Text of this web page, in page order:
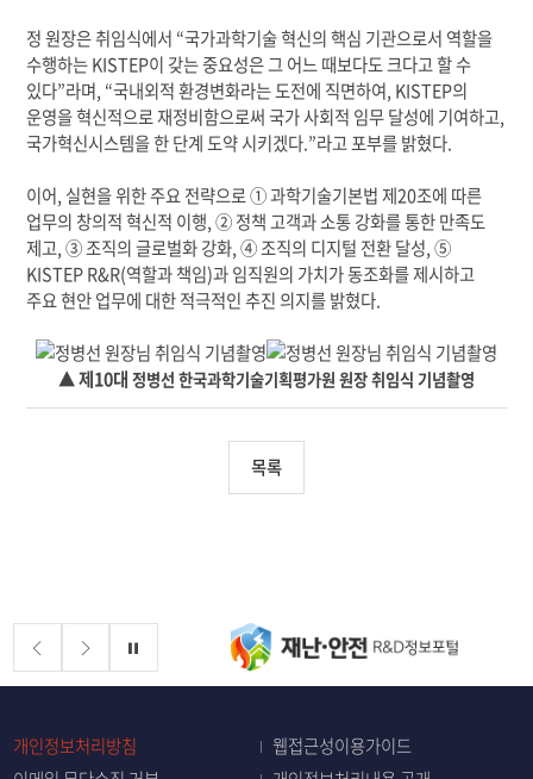
정 원장은 취임식에서 “국가과학기술 혁신의 핵심 기관으로서 역할을
수행하는KISTEP이 갖는 중요성은 그 어느 때보다도 크다고 할 수
있다”라며, “국내외적 환경변화라는 도전에 직면하여, KISTEP의
운영을 혁신적으로 재정비함으로써 국가 사회적 임무 달성에 기여하고,
국가혁신시스템을 한 단계 도약 시키겠다.”라고 포부를 밝혔다.
이어, 실현을 위한 주요 전략으로①과학기술기본법 제20조에 따른
업무의 창의적 혁신적 이행,②정책 고객과 소통 강화를 통한 만족도
제고,③조직의 글로벌화 강화,④조직의 디지털 전환 달성,⑤
KISTEP R&R(역할과 책임)과 임직원의 가치가 동조화를 제시하고
주요 현안 업무에 대한 적극적인 추진 의지를 밝혔다.
▲ 제10대 정병선 한국과학기술기획평가원 원장 취임식 기념촬영
목록
배너존
개인정보처리방침
웹접근성이용가이드